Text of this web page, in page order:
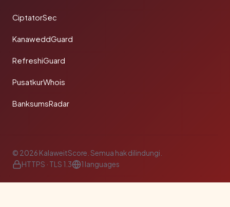
CiptatorSec
KanaweddGuard
RefreshiGuard
PusatkurWhois
BanksumsRadar
© 2026 KalaweitScore. Semua hak dilindungi.
HTTPS · TLS 1.3
1 languages